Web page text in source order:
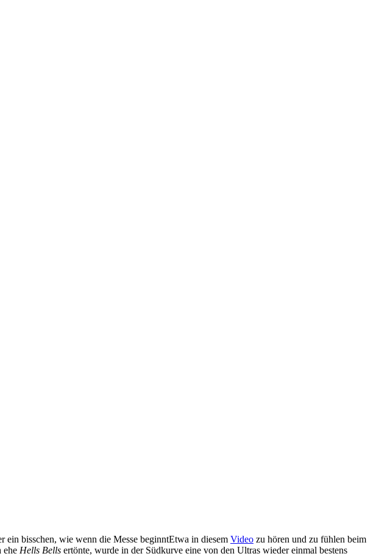
ein bisschen, wie wenn die Messe beginntEtwa in diesem Video zu hören und zu fühlen beim
ehe Hells Bells ertönte, wurde in der Südkurve eine von den Ultras wieder einmal bestens